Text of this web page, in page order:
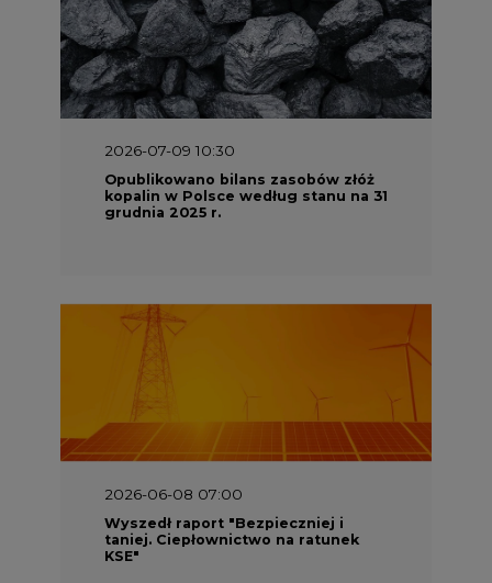
2026-06-08 07:00
Wyszedł raport "Bezpieczniej i
taniej. Ciepłownictwo na ratunek
KSE"
2026-05-23 16:00
Wyszedł raport „Przez gaz do OZE.
Dekarbonizacja ciepłownictwa